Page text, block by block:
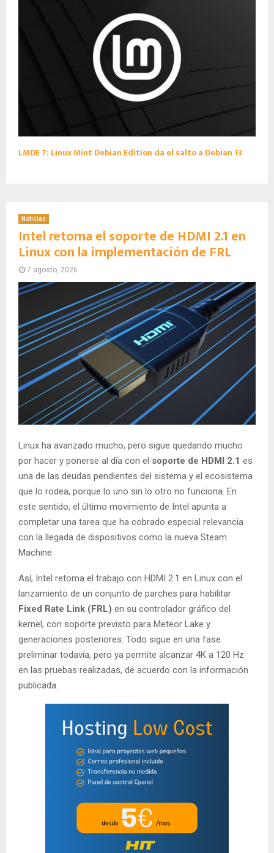
LMDE 7: Linux Mint Debian Edition da el salto a Debian 13
Noticias
Intel retoma el soporte de HDMI 2.1 en
Linux con la implementación de FRL
7 agosto, 2026
Linux ha avanzado mucho, pero sigue quedando mucho
por hacer y ponerse al día con el soporte de HDMI 2.1 es
una de las deudas pendientes del sistema y el ecosistema
que lo rodea, porque lo uno sin lo otro no funciona. En
este sentido, el último movimiento de Intel apunta a
completar una tarea que ha cobrado especial relevancia
con la llegada de dispositivos como la nueva Steam
Machine.
Así, Intel retoma el trabajo con HDMI 2.1 en Linux con el
lanzamiento de un conjunto de parches para habilitar
Fixed Rate Link (FRL) en su controlador gráfico del
kernel, con soporte previsto para Meteor Lake y
generaciones posteriores. Todo sigue en una fase
preliminar todavía, pero ya permite alcanzar 4K a 120 Hz
en las pruebas realizadas, de acuerdo con la información
publicada.